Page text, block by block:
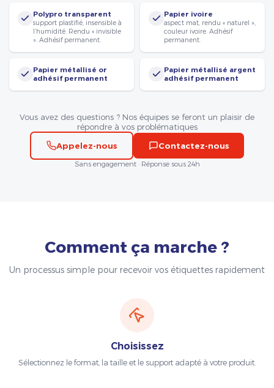
Polypro transparent
support plastifié, insensible à
l’humidité. Rendu « invisible
». Adhésif permanent.
Papier ivoire
aspect mat, rendu « naturel »,
couleur ivoire. Adhésif
permanent.
Papier métallisé or
adhésif permanent
Papier métallisé argent
adhésif permanent
Vous avez des questions ? Nos équipes se feront un plaisir de
répondre à vos problématiques
Appelez-nous
Contactez-nous
Sans engagement · Réponse sous 24h
Comment ça marche ?
Un processus simple pour recevoir vos étiquettes rapidement
Choisissez
Sélectionnez le format, la taille et le support adapté à votre produit.